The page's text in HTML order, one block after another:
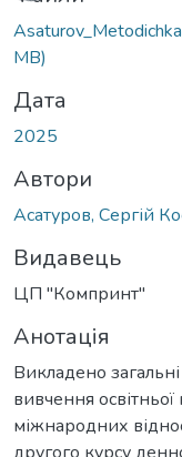
Вантажиться...
MB)
Дата
2025
Автори
Асатуров, Сергій
Видавець
ЦП "Компринт"
Анотація
Викладено
вивчення
міжнародних